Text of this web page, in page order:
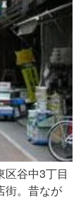
谷中3丁目
街。昔なが